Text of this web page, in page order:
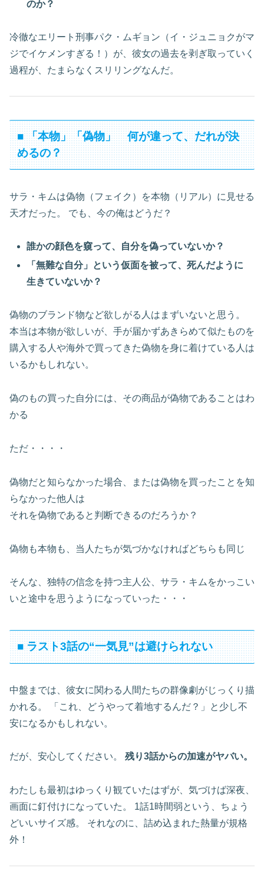
のか？
冷徹なエリート刑事パク・ムギョン（イ・ジュニョクがマ
ジでイケメンすぎる！）が、彼女の過去を剥ぎ取っていく
過程が、たまらなくスリリングなんだ。
■ 「本物」「偽物」 何が違って、だれが決
めるの？
サラ・キムは偽物（フェイク）を本物（リアル）に見せる
天才だった。 でも、今の俺はどうだ？
誰かの顔色を窺って、自分を偽っていないか？
「無難な自分」という仮面を被って、死んだように
生きていないか？
偽物のブランド物など欲しがる人はまずいないと思う。
本当は本物が欲しいが、手が届かずあきらめて似たものを
購入する人や海外で買ってきた偽物を身に着けている人は
いるかもしれない。
偽のもの買った自分には、その商品が偽物であることはわ
かる
ただ・・・・
偽物だと知らなかった場合、または偽物を買ったことを知
らなかった他人は
それを偽物であると判断できるのだろうか？
偽物も本物も、当人たちが気づかなければどちらも同じ
そんな、独特の信念を持つ主人公、サラ・キムをかっこい
いと途中を思うようになっていった・・・
■ ラスト3話の“一気見”は避けられない
中盤までは、彼女に関わる人間たちの群像劇がじっくり描
かれる。 「これ、どうやって着地するんだ？」と少し不
安になるかもしれない。
だが、安心してください。 残り3話からの加速がヤバい。
わたしも最初はゆっくり観ていたはずが、気づけば深夜、
画面に釘付けになっていた。 1話1時間弱という、ちょう
どいいサイズ感。 それなのに、詰め込まれた熱量が規格
外！